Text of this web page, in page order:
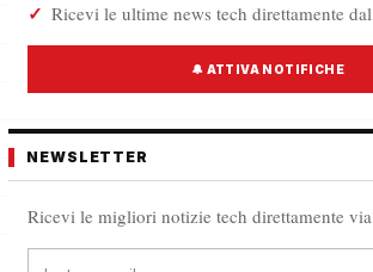
Ricevi le ultime news tech direttamente
🔔 ATTIVA NOTIFICHE
NEWSLETTER
Ricevi le migliori notizie tech direttamente